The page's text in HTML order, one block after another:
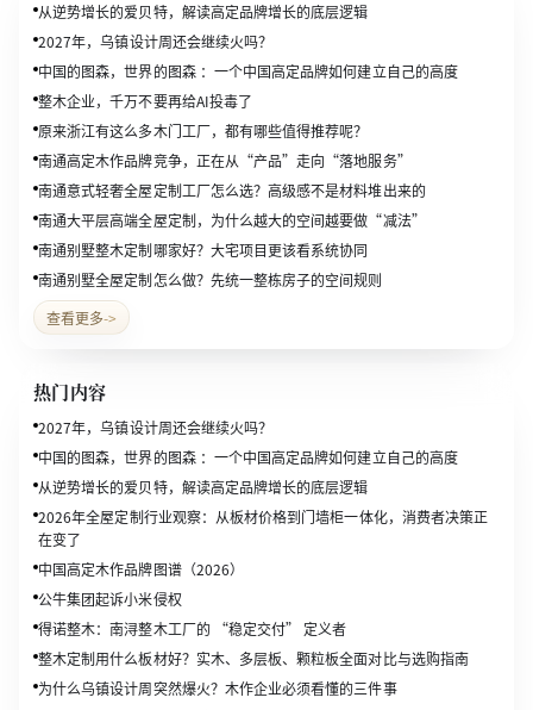
从逆势增长的爱贝特，解读高定品牌增长的底层逻辑
2027年，乌镇设计周还会继续火吗？
中国的图森，世界的图森 ：一个中国高定品牌如何建立自己的高度
整木企业，千万不要再给AI投毒了
原来浙江有这么多木门工厂，都有哪些值得推荐呢？
南通高定木作品牌竞争，正在从“产品”走向“落地服务”
南通意式轻奢全屋定制工厂怎么选？高级感不是材料堆出来的
南通大平层高端全屋定制，为什么越大的空间越要做“减法”
南通别墅整木定制哪家好？大宅项目更该看系统协同
南通别墅全屋定制怎么做？先统一整栋房子的空间规则
查看更多->
热门内容
2027年，乌镇设计周还会继续火吗？
中国的图森，世界的图森 ：一个中国高定品牌如何建立自己的高度
从逆势增长的爱贝特，解读高定品牌增长的底层逻辑
2026年全屋定制行业观察：从板材价格到门墙柜一体化，消费者决策正
在变了
中国高定木作品牌图谱（2026）
公牛集团起诉小米侵权
得诺整木：南浔整木工厂的 “稳定交付” 定义者
整木定制用什么板材好？实木、多层板、颗粒板全面对比与选购指南
为什么乌镇设计周突然爆火？木作企业必须看懂的三件事